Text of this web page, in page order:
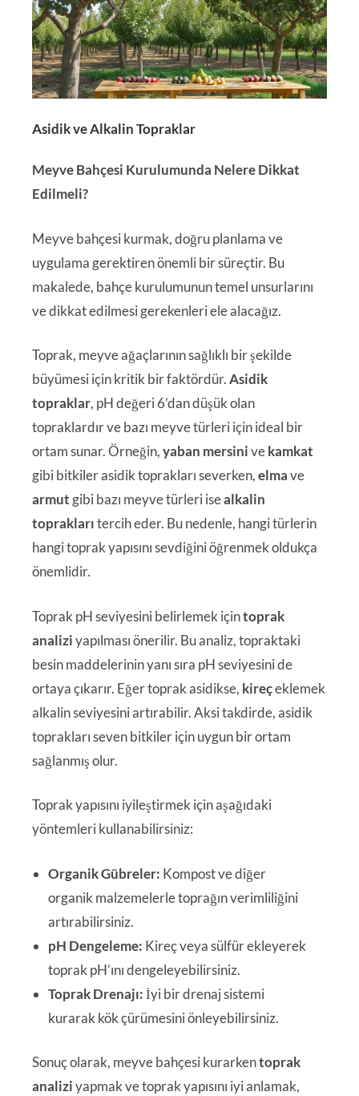
Asidik ve Alkalin Topraklar
Meyve Bahçesi Kurulumunda Nelere Dikkat
Edilmeli?
Meyve bahçesi kurmak, doğru planlama ve
uygulama gerektiren önemli bir süreçtir. Bu
makalede, bahçe kurulumunun temel unsurlarını
ve dikkat edilmesi gerekenleri ele alacağız.
Toprak, meyve ağaçlarının sağlıklı bir şekilde
büyümesi için kritik bir faktördür.Asidik
topraklar, pH değeri 6’dan düşük olan
topraklardır ve bazı meyve türleri için ideal bir
ortam sunar. Örneğin,yaban mersinivekamkat
gibi bitkiler asidik toprakları severken,elmave
armutgibi bazı meyve türleri isealkalin
topraklarıtercih eder. Bu nedenle, hangi türlerin
hangi toprak yapısını sevdiğini öğrenmek oldukça
önemlidir.
Toprak pH seviyesini belirlemek içintoprak
analiziyapılması önerilir. Bu analiz, topraktaki
besin maddelerinin yanı sıra pH seviyesini de
ortaya çıkarır. Eğer toprak asidikse, kireçeklemek
alkalin seviyesini artırabilir. Aksi takdirde, asidik
toprakları seven bitkiler için uygun bir ortam
sağlanmış olur.
Toprak yapısını iyileştirmek için aşağıdaki
yöntemleri kullanabilirsiniz:
Organik Gübreler: Kompost ve diğer
organik malzemelerle toprağın verimliliğini
artırabilirsiniz.
pH Dengeleme: Kireç veya sülfür ekleyerek
toprak pH’ını dengeleyebilirsiniz.
Toprak Drenajı:İyi bir drenaj sistemi
kurarak kök çürümesini önleyebilirsiniz.
Sonuç olarak, meyve bahçesi kurarkentoprak
analiziyapmak ve toprak yapısını iyi anlamak,